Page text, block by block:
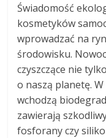
Świadomość
kosmetyków
wprowadzać na
środowisku.
czyszczące nie
o naszą planetę.
wchodzą
zawierają
fosforany czy